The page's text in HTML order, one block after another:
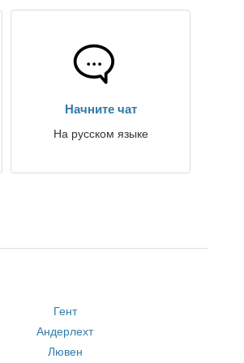
Начните чат
На русском языке
Гент
Андерлехт
Лювен